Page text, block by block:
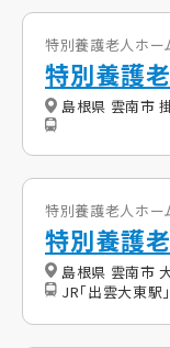
特別養護老人ホー
特別養護
島根県 雲南市
特別養護老人ホー
特別養護
島根県 雲南市
JR「出雲大東駅